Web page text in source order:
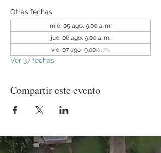
Otras fechas
mié, 05 ago, 9:00 a. m.
jue, 06 ago, 9:00 a. m.
vie, 07 ago, 9:00 a. m.
Ver 37 fechas
Compartir este evento